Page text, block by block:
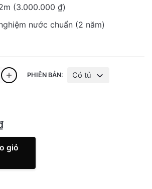
(3.000.000 ₫)
nước chuẩn (2 năm)
PHIÊN BẢN: Có tủ
giỏ